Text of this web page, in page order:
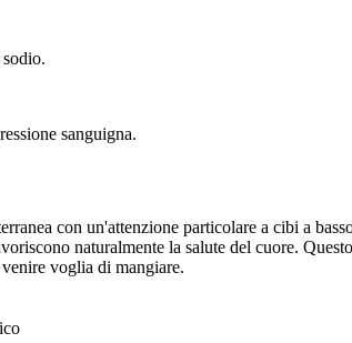
sanguigna.
con un'attenzione particolare a cibi a
naturalmente la salute del cuore.
voglia di mangiare.